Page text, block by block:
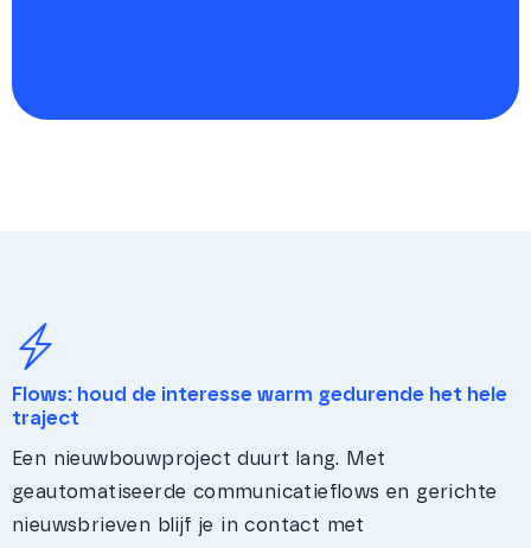
Flows: houd de interesse warm gedurende het hele
traject
Een nieuwbouwproject duurt lang. Met
geautomatiseerde communicatieflows en gerichte
nieuwsbrieven blijf je in contact met